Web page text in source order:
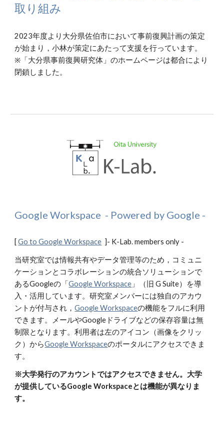
取り組み
2023年度より大分県佐伯市において事前復興計画の策定
が始まり，小林が策定にあたって支援を行っています。
※「大分県事前復興研究体」のホームページは都合により
閉鎖しました。
Google Workspace - Powered by Google -
[Go to Google Workspace ]- K-Lab. members only -
当研究室では情報共有やデータ管理等のため，コミュニ
ケーションとコラボレーションの統合ソリューションで
あるGoogleの「Google Workspace 」（旧 G Suite）を導
入・活用しています。研究室メンバーには独自のアカウ
ントが付与され，Google Workspaceの機能をフルに利用
できます。メールやGoogleドライブなどの保存容量は無
制限となります。利用者は左のアイコン（画像をクリッ
ク）からGoogle Workspaceのポータルにアクセスできま
す。
※大学発行のアカウントではアクセスできません。大学
が提供しているGoogle Workspaceとは機能が異なりま
す。